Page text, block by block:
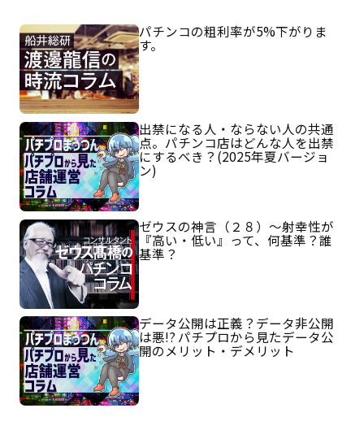
パチンコの粗利率が5%下がりま
す。
出禁になる人・ならない人の共通
点。パチンコ店はどんな人を出禁
にするべき？(2025年夏バージョ
ン)
ゼウスの神言（２８）～射幸性が
『高い・低い』って、何基準？誰
基準？
データ公開は正義？データ非公開
は悪!? パチプロから見たデータ公
開のメリット・デメリット